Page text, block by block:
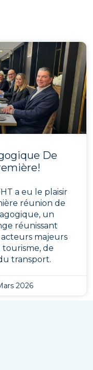
De
a eu le plaisir
réunion de
un
réunissant
acteurs majeurs
de
transport.
2026